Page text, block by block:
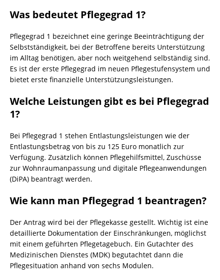
Was bedeutet Pflegegrad 1?
Pflegegrad 1 bezeichnet eine geringe Beeinträchtigung der
Selbstständigkeit, bei der Betroffene bereits Unterstützung
im Alltag benötigen, aber noch weitgehend selbständig sind.
Es ist der erste Pflegegrad im neuen Pflegestufensystem und
bietet erste finanzielle Unterstützungsleistungen.
Welche Leistungen gibt es bei Pflegegrad
1?
Bei Pflegegrad 1 stehen Entlastungsleistungen wie der
Entlastungsbetrag von bis zu 125 Euro monatlich zur
Verfügung. Zusätzlich können Pflegehilfsmittel, Zuschüsse
zur Wohnraumanpassung und digitale Pflegeanwendungen
(DiPA) beantragt werden.
Wie kann man Pflegegrad 1 beantragen?
Der Antrag wird bei der Pflegekasse gestellt. Wichtig ist eine
detaillierte Dokumentation der Einschränkungen, möglichst
mit einem geführten Pflegetagebuch. Ein Gutachter des
Medizinischen Dienstes (MDK) begutachtet dann die
Pflegesituation anhand von sechs Modulen.